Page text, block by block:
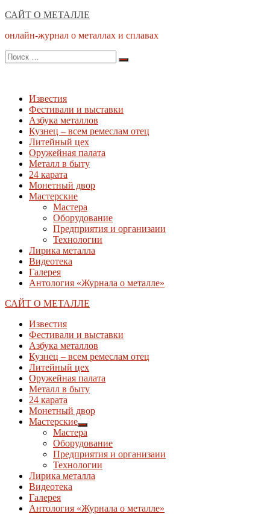
Перейти
содержимому
САЙТ О МЕТАЛЛЕ
онлайн-журнал о металлах и сплавах
Поиск
по:
Поиск
Известия
Фестивали и выставки
Азбука металлов
Кузнец – всем ремеслам отец
Литейный цех
Оружейная палата
Металл в быту
24 карата
Монетный двор
Мастерские
Мастера
Оборудование
Предприятия и организаии
Технологии
Лирика металла
Видеотека
Галерея
Антология «Журнала о металле»
САЙТ О МЕТАЛЛЕ
Известия
Фестивали и выставки
Азбука металлов
Кузнец – всем ремеслам отец
Литейный цех
Оружейная палата
Металл в быту
24 карата
Монетный двор
Мастерские
Показывать
подменю
Мастера
Оборудование
Предприятия и организаии
Технологии
Лирика металла
Видеотека
Галерея
Антология «Журнала о металле»